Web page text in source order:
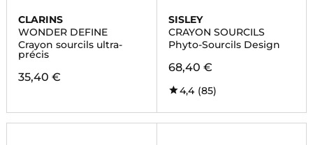
CLARINS
WONDER DEFINE
Crayon sourcils ultra-
précis
35,40 €
SISLEY
CRAYON SOURCILS
Phyto-Sourcils Design
68,40 €
4,4 (85)